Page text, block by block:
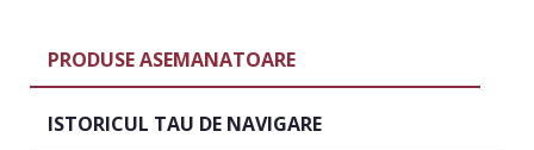
PRODUSE ASEMANATOARE
ISTORICUL TAU DE NAVIGARE